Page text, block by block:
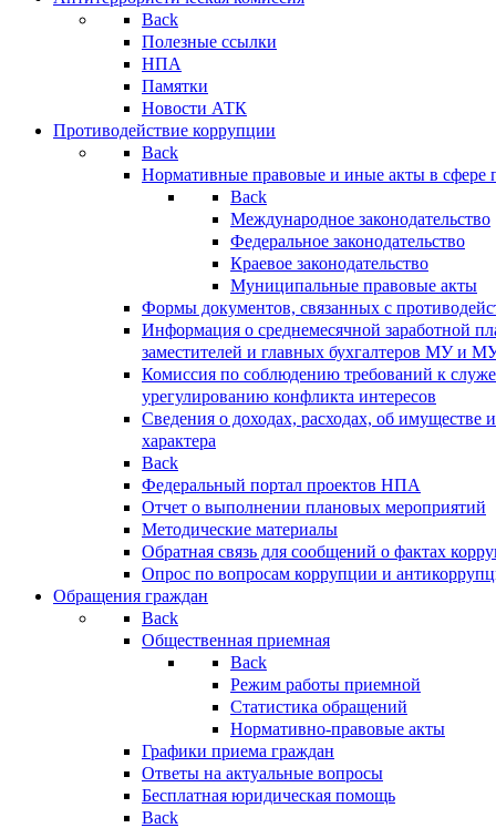
Back
Полезные ссылки
НПА
Памятки
Новости АТК
Противодействие коррупции
Back
Нормативные правовые и иные акты в сфере
Back
Международное законодательство
Федеральное законодательство
Краевое законодательство
Муниципальные правовые акты
Формы документов, связанных с
Информация о среднемесячной заработной
заместителей и главных бухгалтеров МУ и
Комиссия по соблюдению требований к
урегулированию конфликта интересов
Сведения о доходах, расходах, об имуществе
характера
Back
Федеральный портал проектов НПА
Отчет о выполнении плановых мероприятий
Методические материалы
Обратная связь для сообщений о фактах
Опрос по вопросам коррупции и
Обращения граждан
Back
Общественная приемная
Back
Режим работы приемной
Статистика обращений
Нормативно-правовые акты
Графики приема граждан
Ответы на актуальные вопросы
Бесплатная юридическая помощь
Back